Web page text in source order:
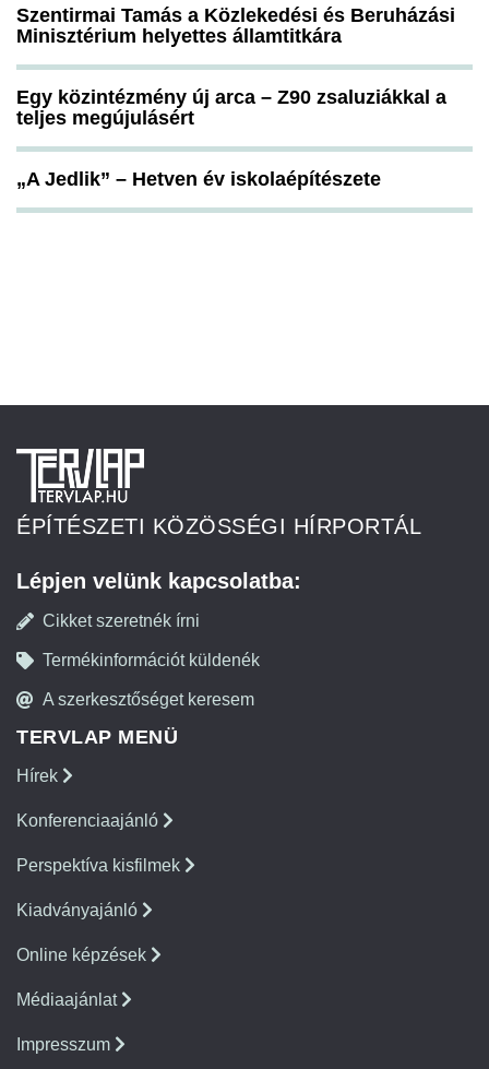
Szentirmai Tamás a Közlekedési és Beruházási
Minisztérium helyettes államtitkára
Egy közintézmény új arca – Z90 zsaluziákkal a
teljes megújulásért
„A Jedlik” – Hetven év iskolaépítészete
ÉPÍTÉSZETI KÖZÖSSÉGI HÍRPORTÁL
Lépjen velünk kapcsolatba:
Cikket szeretnék írni
Termékinformációt küldenék
A szerkesztőséget keresem
TERVLAP MENÜ
Hírek
Konferenciaajánló
Perspektíva kisfilmek
Kiadványajánló
Online képzések
Médiaajánlat
Impresszum